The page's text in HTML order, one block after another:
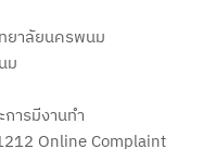
ยาลัยนครพนม
ม
ารมีงานทำ
Online Complaint